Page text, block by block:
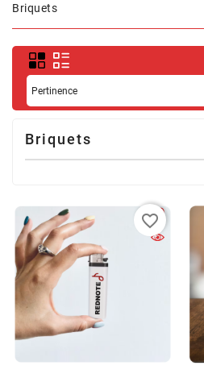
Briquets
Pertinence
Briquets
favorite_border